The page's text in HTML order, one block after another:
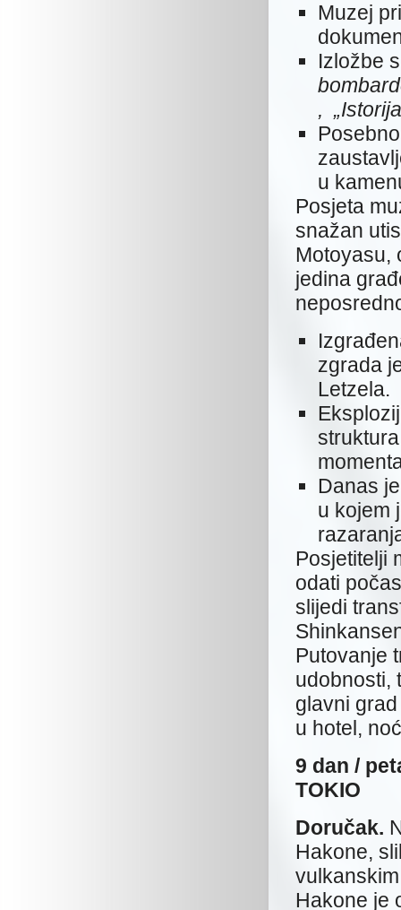
Muzej
Izložbe
,
u
Posjeta
snažan
Motoyasu,
jedina
zgrada
Letzela.
Danas
u kojem
Posjetitelji
odati
slijedi
Putovanje
udobnosti,
glavni
u hotel,
9 dan /
TOKIO
Doručak.
Hakone,
Hakone je